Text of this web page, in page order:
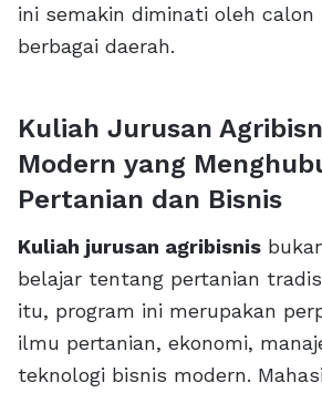
ini semakin diminati oleh calon
berbagai daerah.
Kuliah Jurusan
Modern yang
Pertanian dan Bisnis
Kuliah jurusan agribisnis
belajar tentang pertanian
itu, program ini merupakan
ilmu pertanian, ekonomi,
teknologi bisnis modern.